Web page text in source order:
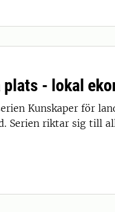
- lokal
Kunskaper för
Serien riktar sig till